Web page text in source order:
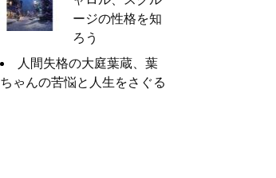
ージの性格を知
ろう
人間失格の大庭葉蔵、葉
ちゃんの苦悩と人生をさぐる